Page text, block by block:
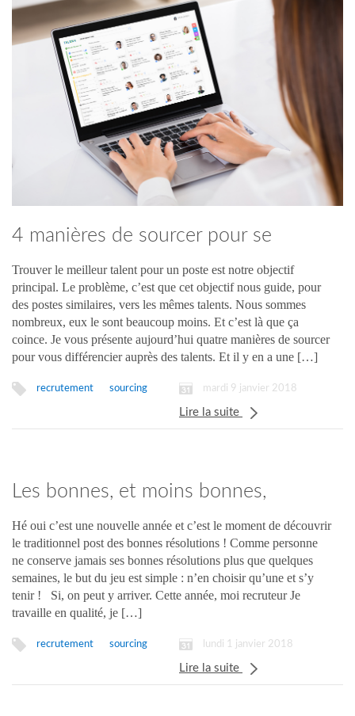
4 manières de sourcer pour se
différencier auprès d’un talent
Trouver le meilleur talent pour un poste est notre objectif
principal. Le problème, c’est que cet objectif nous guide, pour
des postes similaires, vers les mêmes talents. Nous sommes
nombreux, eux le sont beaucoup moins. Et c’est là que ça
coince. Je vous présente aujourd’hui quatre manières de sourcer
pour vous différencier auprès des talents. Et il y en a une […]
recrutement sourcing mardi 9 janvier 2018
Lire la suite
Les bonnes, et moins bonnes,
résolutions du recruteur !
Hé oui c’est une nouvelle année et c’est le moment de découvrir
le traditionnel post des bonnes résolutions ! Comme personne
ne conserve jamais ses bonnes résolutions plus que quelques
semaines, le but du jeu est simple : n’en choisir qu’une et s’y
tenir ! Si, on peut y arriver. Cette année, moi recruteur Je
travaille en qualité, je […]
recrutement sourcing lundi 1 janvier 2018
Lire la suite